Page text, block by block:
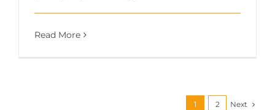
Read More
1 2 Next